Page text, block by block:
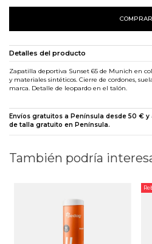
COMPRAR
Detalles del producto
Zapatilla deportiva Sunset 65 de Munich en
y materiales sintéticos. Cierre de cordones,
marca. Detalle de leopardo en el talón.
Envíos gratuitos a Península desde 50 €
de talla gratuito en Península.
También podría